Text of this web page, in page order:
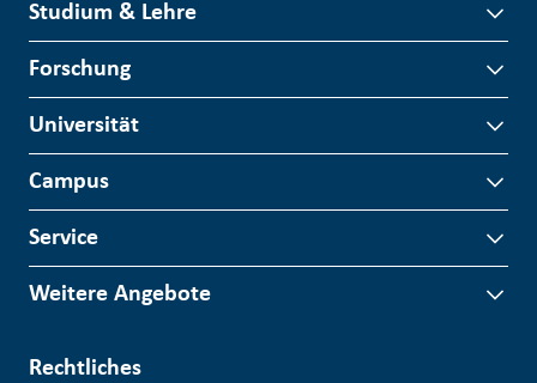
Studium & Lehre
Forschung
Universität
Campus
Service
Weitere Angebote
Rechtliches